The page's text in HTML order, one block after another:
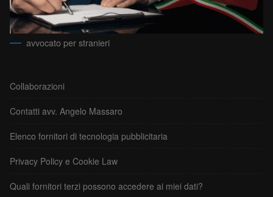
avvocato per stranieri
Collaborazioni
Contatti avv. Angelo Massaro
Elenco fornitori di tecnologia pubblicitaria
Privacy Policy e Cookie Law
Quali fornitori terzi possono accedere ai miei dati?